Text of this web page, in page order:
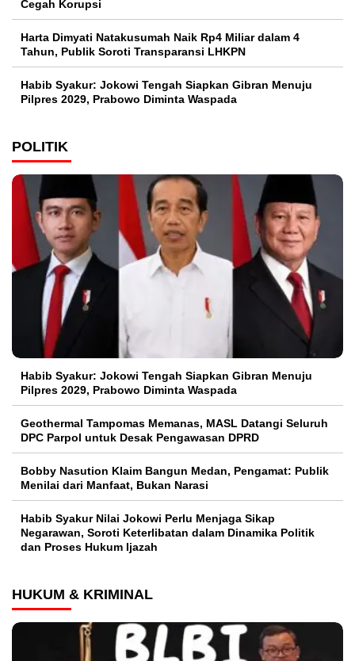
Cegah Korupsi
Harta Dimyati Natakusumah Naik Rp4 Miliar dalam 4
Tahun, Publik Soroti Transparansi LHKPN
Habib Syakur: Jokowi Tengah Siapkan Gibran Menuju
Pilpres 2029, Prabowo Diminta Waspada
POLITIK
Habib Syakur: Jokowi Tengah Siapkan Gibran Menuju
Pilpres 2029, Prabowo Diminta Waspada
Geothermal Tampomas Memanas, MASL Datangi Seluruh
DPC Parpol untuk Desak Pengawasan DPRD
Bobby Nasution Klaim Bangun Medan, Pengamat: Publik
Menilai dari Manfaat, Bukan Narasi
Habib Syakur Nilai Jokowi Perlu Menjaga Sikap
Negarawan, Soroti Keterlibatan dalam Dinamika Politik
dan Proses Hukum Ijazah
HUKUM & KRIMINAL